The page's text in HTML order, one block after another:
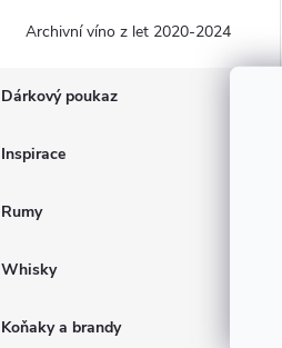
Archivní víno z let 2020-2024
Dárkový poukaz
Inspirace
Rumy
Whisky
Koňaky a brandy